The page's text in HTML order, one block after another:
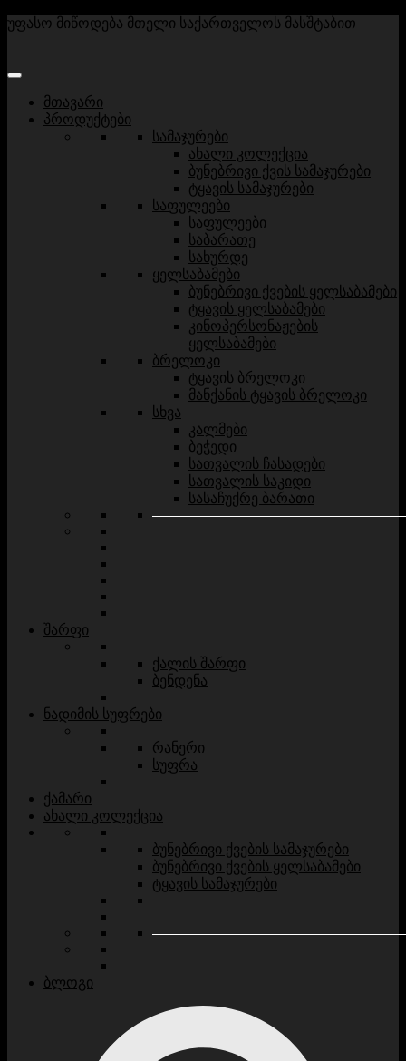
უფასო მიწოდება მთელი საქართველოს მასშტაბით
მთავარი
პროდუქტები
სამაჯურები
ახალი კოლექცია
ბუნებრივი ქვის სამაჯურები
ტყავის სამაჯურები
საფულეები
საფულეები
საბარათე
სახურდე
ყელსაბამები
ბუნებრივი ქვების ყელსაბამები
ტყავის ყელსაბამები
კინოპერსონაჟების
ყელსაბამები
ბრელოკი
ტყავის ბრელოკი
მანქანის ტყავის ბრელოკი
სხვა
კალმები
ბეჭედი
სათვალის ჩასადები
სათვალის საკიდი
სასაჩუქრე ბარათი
შარფი
ქალის შარფი
ბენდენა
ნადიმის სუფრები
რანერი
სუფრა
ქამარი
ახალი კოლექცია
ბუნებრივი ქვების სამაჯურები
ბუნებრივი ქვების ყელსაბამები
ტყავის სამაჯურები
ბლოგი